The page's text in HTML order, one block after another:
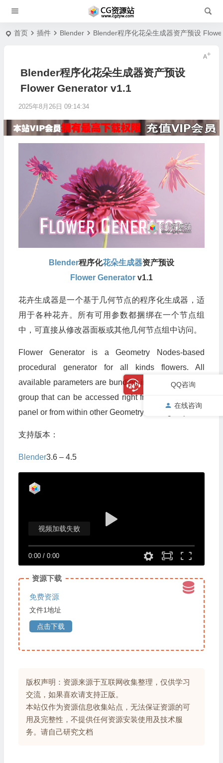
首页 插件 Blender Blender程序化花朵生成器资产预设
Blender程序化花朵生成器资产预设
Flower Generator v1.1
2025年8月26日 09:14:34
Blender程序化花朵生成器资产预设
Flower Generatorv1.1
花卉生成器是一个基于几何节点的程序化生成器，适
用于各种花卉。所有可用参数都捆绑在一个节点组
中，可直接从修改器面板或其他几何节点组中访问。
Flower Generator is a Geometry Nodes-based
procedural generator for all kinds flowers. All
available parameters are bundled into a single node
group that can be accessed right from the modifiers
panel or from within other Geometry Node groups.
支持版本：
Blender3.6 – 4.5
0:00/ 0:00
视频加载失败
资源下载
免费资源
文件1地址
点击下载
版权声明：资源来源于互联网收集整理，仅供学习
交流，如果喜欢请支持正版。
本站仅作为资源信息收集站点，无法保证资源的可
用及完整性，不提供任何资源安装使用及技术服
务。请自己研究文档
QQ咨询
在线咨询